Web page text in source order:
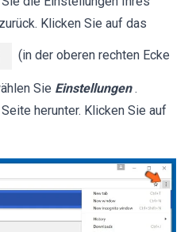
Klicken Sie auf das
(in der oberen rechten Ecke
Sie Einstellungen .
herunter. Klicken Sie auf